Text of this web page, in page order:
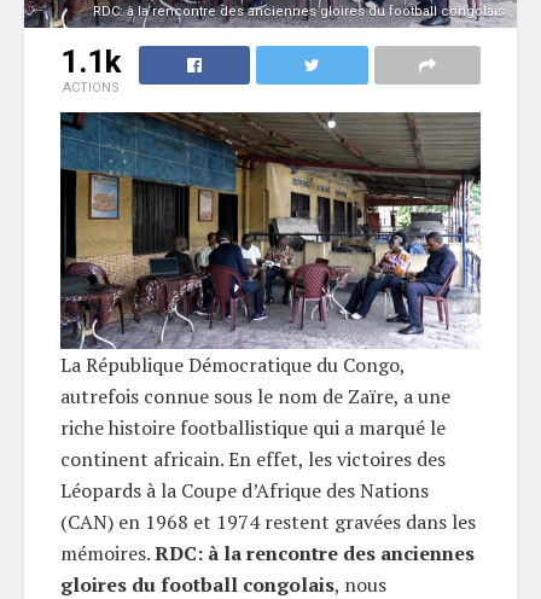
RDC: à la rencontre des anciennes gloires du football congolais
1.1k
ACTIONS
La République Démocratique du Congo,
autrefois connue sous le nom de Zaïre, a une
riche histoire footballistique qui a marqué le
continent africain. En effet, les victoires des
Léopards à la Coupe d’Afrique des Nations
(CAN) en 1968 et 1974 restent gravées dans les
mémoires.RDC: à la rencontre des anciennes
gloires du football congolais, nous